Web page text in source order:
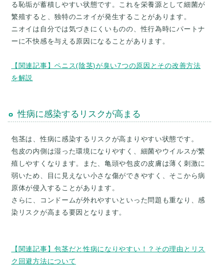
る恥垢が蓄積しやすい状態です。これを栄養源として細菌が
繁殖すると、独特のニオイが発生することがあります。
ニオイは自分では気づきにくいものの、性行為時にパートナ
ーに不快感を与える原因になることがあります。
【関連記事】ペニス(陰茎)が臭い7つの原因とその改善方法
を解説
性病に感染するリスクが高まる
包茎は、性病に感染するリスクが高まりやすい状態です。
包皮の内側は湿った環境になりやすく、細菌やウイルスが繁
殖しやすくなります。また、亀頭や包皮の皮膚は薄く刺激に
弱いため、目に見えない小さな傷ができやすく、そこから病
原体が侵入することがあります。
さらに、コンドームが外れやすいといった問題も重なり、感
染リスクが高まる要因となります。
【関連記事】包茎だと性病になりやすい！？その理由とリス